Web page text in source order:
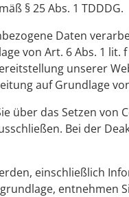
§ 25 Abs. 1 TDDDG.
Daten
von Art. 6 Abs. 1 lit.
unserer
auf Grundlage
über das Setzen von
Bei der
einschließlich
entnehmen